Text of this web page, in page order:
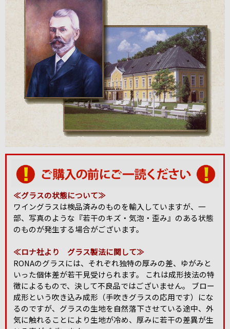
≪グラスの状態について≫
ワイングラスは検品済みのものを輸入していますが、一
部、写真のような『若干のキズ・気泡・歪み』のある状態
のものが発生する場合がございます。
≪ロナ社より グラス製法に関して≫
RONAのグラスには、それぞれ独特の厚みの差、ゆがみと
いった個体差が若干見受けられます。 これは成形技法の特
徴によるもので、決して不良品ではございません。 ブロー
成形という吹き込み成形（手吹きグラスの応用です）にな
るのですが、グラスの生地を自然落下させている途中、外
気に触れることにより生地が冷め、厚みに若干の差異が生